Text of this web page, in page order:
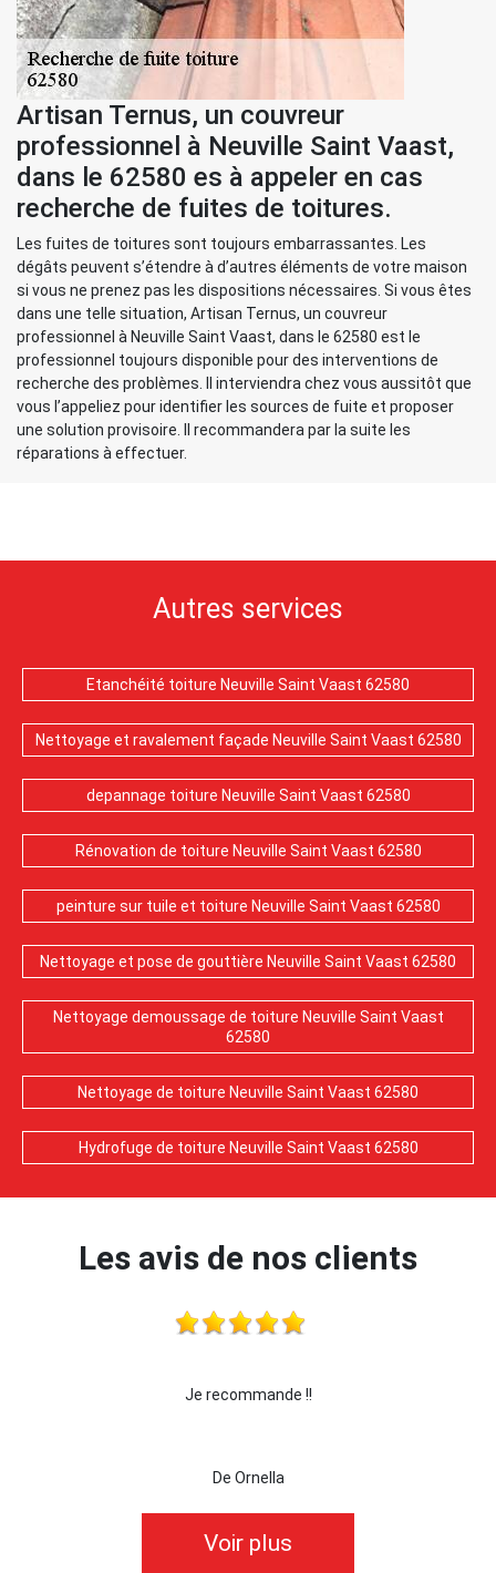
Artisan Ternus, un couvreur
professionnel à Neuville Saint Vaast,
dans le 62580 es à appeler en cas
recherche de fuites de toitures.
Les fuites de toitures sont toujours embarrassantes. Les
dégâts peuvent s’étendre à d’autres éléments de votre maison
si vous ne prenez pas les dispositions nécessaires. Si vous êtes
dans une telle situation, Artisan Ternus, un couvreur
professionnel à Neuville Saint Vaast, dans le 62580 est le
professionnel toujours disponible pour des interventions de
recherche des problèmes. Il interviendra chez vous aussitôt que
vous l’appeliez pour identifier les sources de fuite et proposer
une solution provisoire. Il recommandera par la suite les
réparations à effectuer.
Autres services
Etanchéité toiture Neuville Saint Vaast 62580
Nettoyage et ravalement façade Neuville Saint Vaast 62580
depannage toiture Neuville Saint Vaast 62580
Rénovation de toiture Neuville Saint Vaast 62580
peinture sur tuile et toiture Neuville Saint Vaast 62580
Nettoyage et pose de gouttière Neuville Saint Vaast 62580
Nettoyage demoussage de toiture Neuville Saint Vaast
62580
Nettoyage de toiture Neuville Saint Vaast 62580
Hydrofuge de toiture Neuville Saint Vaast 62580
Les avis de nos clients
Je recommande !!
De Ornella
Voir plus